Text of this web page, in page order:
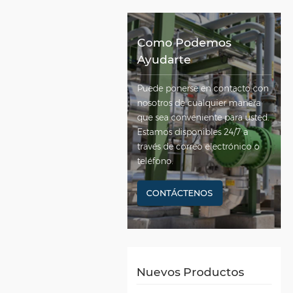
Como Podemos
Ayudarte
Puede ponerse en contacto con
nosotros de cualquier manera
que sea conveniente para usted.
Estamos disponibles 24/7 a
través de correo electrónico o
teléfono.
CONTÁCTENOS
Nuevos Productos